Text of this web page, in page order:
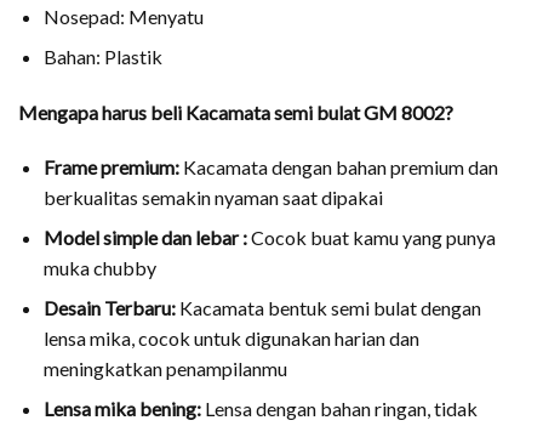
Nosepad: Menyatu
Bahan: Plastik
Mengapa harus beli Kacamata semi bulat GM 8002?
Frame premium:Kacamata dengan bahan premium dan
berkualitas semakin nyaman saat dipakai
Model simple dan lebar :Cocok buat kamu yang punya
muka chubby
Desain Terbaru:Kacamata bentuk semi bulat dengan
lensa mika, cocok untuk digunakan harian dan
meningkatkan penampilanmu
Lensa mika bening:Lensa dengan bahan ringan, tidak